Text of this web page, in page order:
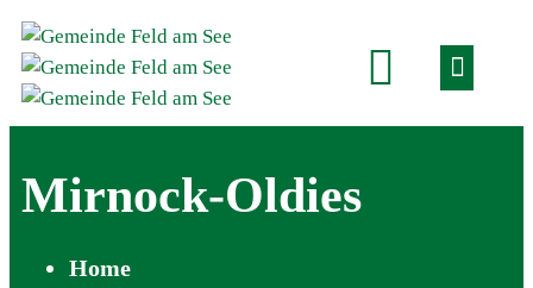
Mirnock-Oldies
Home